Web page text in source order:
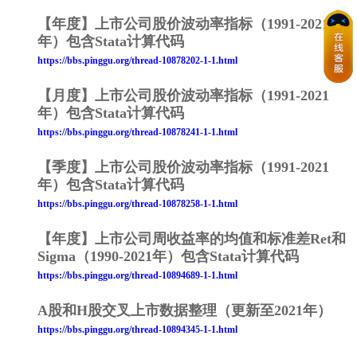
【年度】上市公司股价波动率指标（1991-2021
年）包含Stata计算代码
https://bbs.pinggu.org/thread-10878202-1-1.html
【月度】上市公司股价波动率指标（1991-2021
年）包含Stata计算代码
https://bbs.pinggu.org/thread-10878241-1-1.html
【季度】上市公司股价波动率指标（1991-2021
年）包含Stata计算代码
https://bbs.pinggu.org/thread-10878258-1-1.html
【年度】上市公司周收益率的均值和标准差Ret和
Sigma（1990-2021年）包含Stata计算代码
https://bbs.pinggu.org/thread-10894689-1-1.html
A股和H股交叉上市数据整理（更新至2021年）
https://bbs.pinggu.org/thread-10894345-1-1.html